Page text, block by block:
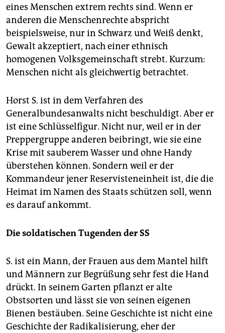
eines Menschen extrem rechts sind. Wenn er
anderen die Menschenrechte abspricht
beispielsweise, nur in Schwarz und Weiß denkt,
Gewalt akzeptiert, nach einer ethnisch
homogenen Volksgemeinschaft strebt. Kurzum:
Menschen nicht als gleichwertig betrachtet.
Horst S. ist in dem Verfahren des
Generalbundesanwalts nicht beschuldigt. Aber er
ist eine Schlüsselfigur. Nicht nur, weil er in der
Preppergruppe anderen beibringt, wie sie eine
Krise mit sauberem Wasser und ohne Handy
überstehen können. Sondern weil er der
Kommandeur jener Reservisteneinheit ist, die die
Heimat im Namen des Staats schützen soll, wenn
es darauf ankommt.
Die soldatischen Tugenden der SS
S. ist ein Mann, der Frauen aus dem Mantel hilft
und Männern zur Begrüßung sehr fest die Hand
drückt. In seinem Garten pflanzt er alte
Obstsorten und lässt sie von seinen eigenen
Bienen bestäuben. Seine Geschichte ist nicht eine
Geschichte der Radikalisierung, eher der